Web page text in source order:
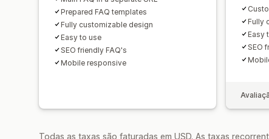
Prepared FAQ templates
Fully customizable design
Easy to use
SEO friendly FAQ's
Mobile responsive
Fully
Easy
SEO
Todas as taxas são faturadas em USD. As taxas